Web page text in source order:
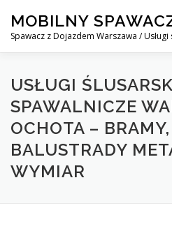
content
MOBILNY
Spawacz z Dojazdem Warszawa /
MOBILNY SPAWACZ
KONTAKT
USŁUGI
SPAWALNICZE
OCHOTA –
BALUSTRADY
WYMIAR